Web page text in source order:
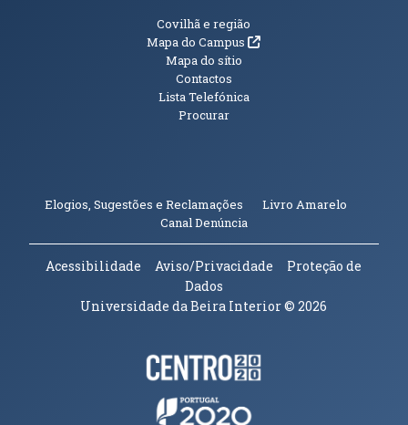
Informações Adicionais
Covilhã e região
Mapa do Campus(abre em nova janela)
Mapa do sítio
Contactos
Lista Telefónica
Procurar
Elogios, Sugestões e Reclamações Livro Amarelo
Canal Denúncia(abre em nova janela)
Acessibilidade Aviso/Privacidade
Proteção de
Dados
Universidade da Beira Interior© 2026
Parceiros e Financiadores